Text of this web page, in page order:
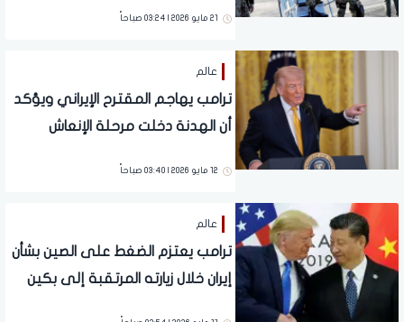
21 مايو 2026 | 03:24 صباحاً
عالم
ترامب يهاجم المقترح الإيراني ويؤكد
أن الهدنة دخلت مرحلة الإنعاش
12 مايو 2026 | 03:40 صباحاً
عالم
ترامب يعتزم الضغط على الصين بشأن
إيران خلال زيارته المرتقبة إلى بكين